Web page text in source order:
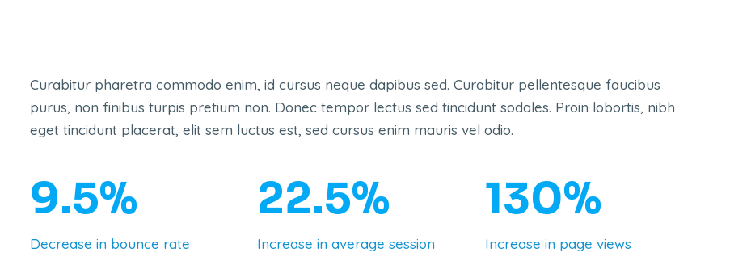
Curabitur pharetra commodo enim, id cursus neque dapibus sed. Curabitur pellentesque faucibus
purus, non finibus turpis pretium non. Donec tempor lectus sed tincidunt sodales. Proin lobortis, nibh
eget tincidunt placerat, elit sem luctus est, sed cursus enim mauris vel odio.
9.5%
Decrease in bounce rate
22.5%
Increase in average session
130%
Increase in page views